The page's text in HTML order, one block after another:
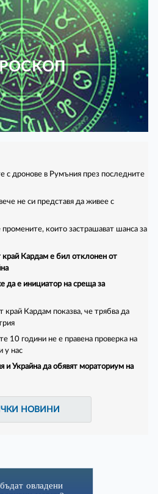
с дронове в Румъния през последните
не си представя да живее с
които застрашават шанса за
Кардам е бил отклонен от
да е инициатор на среща за
край Кардам показва, че трябва да
10 години не е правена проверка на
у нас
и Украйна да обявят мораториум на
НОВИНИ